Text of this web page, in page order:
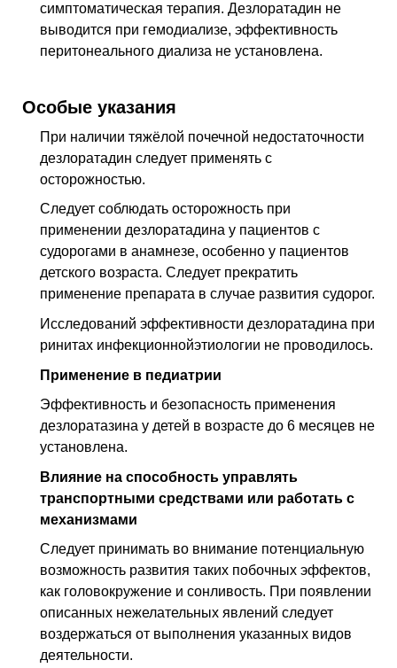
симптоматическая терапия. Дезлоратадин не
выводится при гемодиализе, эффективность
перитонеального диализа не установлена.
Особые указания
При наличии тяжёлой почечной недостаточности
дезлоратадин следует применять с
осторожностью.
Следует соблюдать осторожность при
применении дезлоратадина у пациентов с
судорогами в анамнезе, особенно у пациентов
детского возраста. Следует прекратить
применение препарата в случае развития судорог.
Исследований эффективности дезлоратадина при
ринитах инфекционнойэтиологии не проводилось.
Применение в педиатрии
Эффективность и безопасность применения
дезлоратазина у детей в возрасте до 6 месяцев не
установлена.
Влияние на способность управлять
транспортными средствами или работать с
механизмами
Следует принимать во внимание потенциальную
возможность развития таких побочных эффектов,
как головокружение и сонливость. При появлении
описанных нежелательных явлений следует
воздержаться от выполнения указанных видов
деятельности.